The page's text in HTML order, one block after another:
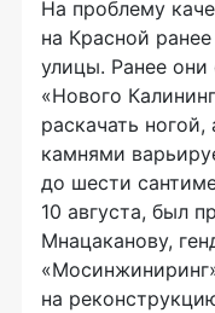
На проблему
на Красной
улицы. Ранее
«Нового
раскачать
камнями
до шести
10 августа, был
Мнацаканову,
на